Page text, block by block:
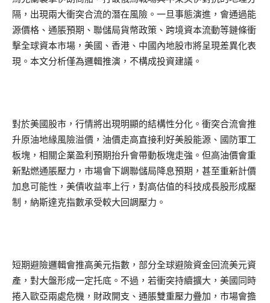
隔，出現兩大衝突合流的潛在風險。一旦事態演進，會通過能
源價格、通脹預期、聯儲局貨幣政策、跨境資本流動等鏈條衝
擊全球資本市場，美國、香港、中國內地股市將呈現差異化表
現。本文分析僅為邏輯推演，不構成投資建議。
對於美國股市，行情將出現明顯的結構性分化。衝突合流會推
升原油地緣風險溢價，油價走高直接利好美股能源、國防軍工
板塊，相關企業盈利預期抬升會帶動板塊走強。但高油價會重
新點燃通脹壓力，市場會下調聯儲局降息預期，甚至重新計價
加息可能性，美債收益率上行，對高估值的科技成長股形成壓
制，納斯達克指數承受較大回調壓力。
短期避險邏輯會推高美元指數，部分全球避險資金回流美元資
產，對大盤形成一定托底。不過，若衝突持續擴大，美國同時
捲入歐亞兩處危機，財政開支、通脹雙重壓力疊加，市場會擔